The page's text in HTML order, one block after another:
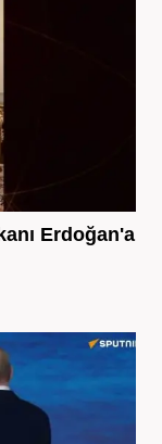
Erdoğan'a